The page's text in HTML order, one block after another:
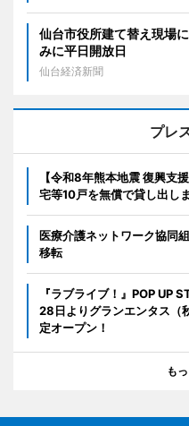
仙台市役所建て替え現場
みに平日開放日
仙台経済新聞
プレ
【令和8年熊本地震 復興支
宅等10戸を無償で貸し出し
医療介護ネットワーク協同
移転
『ラブライブ！』POP UP
28日よりグランエンタス（
定オープン！
も